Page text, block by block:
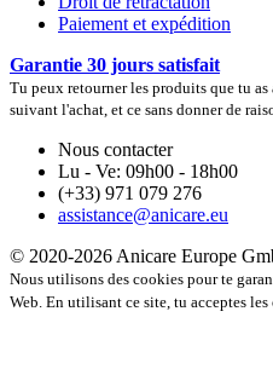
Paiement et expédition
Garantie 30 jours satisfait
Tu peux retourner les produits que tu
suivant l'achat, et ce sans donner de
Nous contacter
Lu - Ve: 09h00 - 18h00
(+33) 971 079 276
assistance@anicare.eu
© 2020-2026 Anicare Europe
Nous utilisons des cookies pour te
Web. En utilisant ce site, tu acceptes les